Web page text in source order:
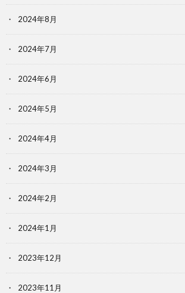
2024年8月
2024年7月
2024年6月
2024年5月
2024年4月
2024年3月
2024年2月
2024年1月
2023年12月
2023年11月